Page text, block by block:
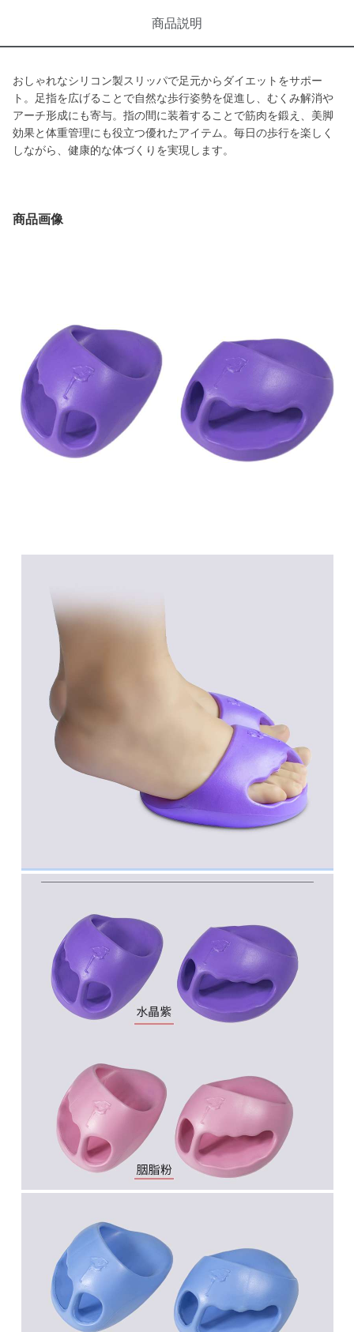
商品説明
おしゃれなシリコン製スリッパで足元からダイエットをサポー
ト。足指を広げることで自然な歩行姿勢を促進し、むくみ解消や
アーチ形成にも寄与。指の間に装着することで筋肉を鍛え、美脚
効果と体重管理にも役立つ優れたアイテム。毎日の歩行を楽しく
しながら、健康的な体づくりを実現します。
商品画像